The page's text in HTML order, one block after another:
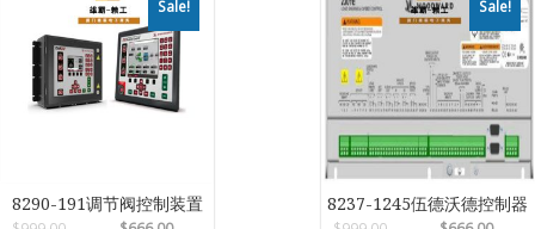
Sale!
8290-191调节阀控制装置
Sale!
8237-1245伍德沃德控制器